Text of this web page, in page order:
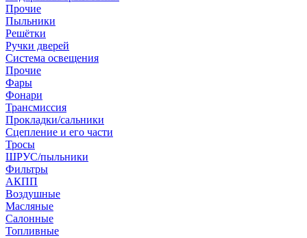
Прочие
Пыльники
Решётки
Ручки дверей
Система освещения
Прочие
Фары
Фонари
Трансмиссия
Прокладки/сальники
Сцепление и его части
Тросы
ШРУС/пыльники
Фильтры
АКПП
Воздушные
Масляные
Салонные
Топливные